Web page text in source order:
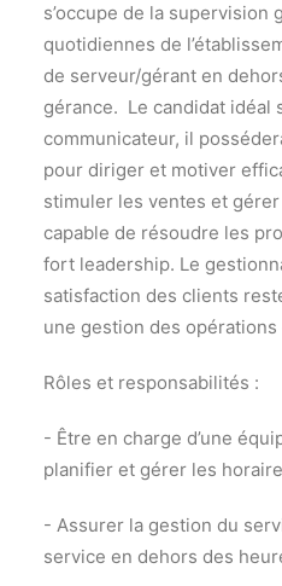
s’occupe de la supervision
quotidiennes de
de serveur/gérant en
gérance. Le candidat idéal
communicateur, il
pour diriger et motiver
stimuler les ventes et
capable de résoudre les
fort leadership. Le
satisfaction des clients
une gestion des
Rôles et responsabilités :
- Être en charge d’une
planifier et gérer les
- Assurer la gestion du
service en dehors des